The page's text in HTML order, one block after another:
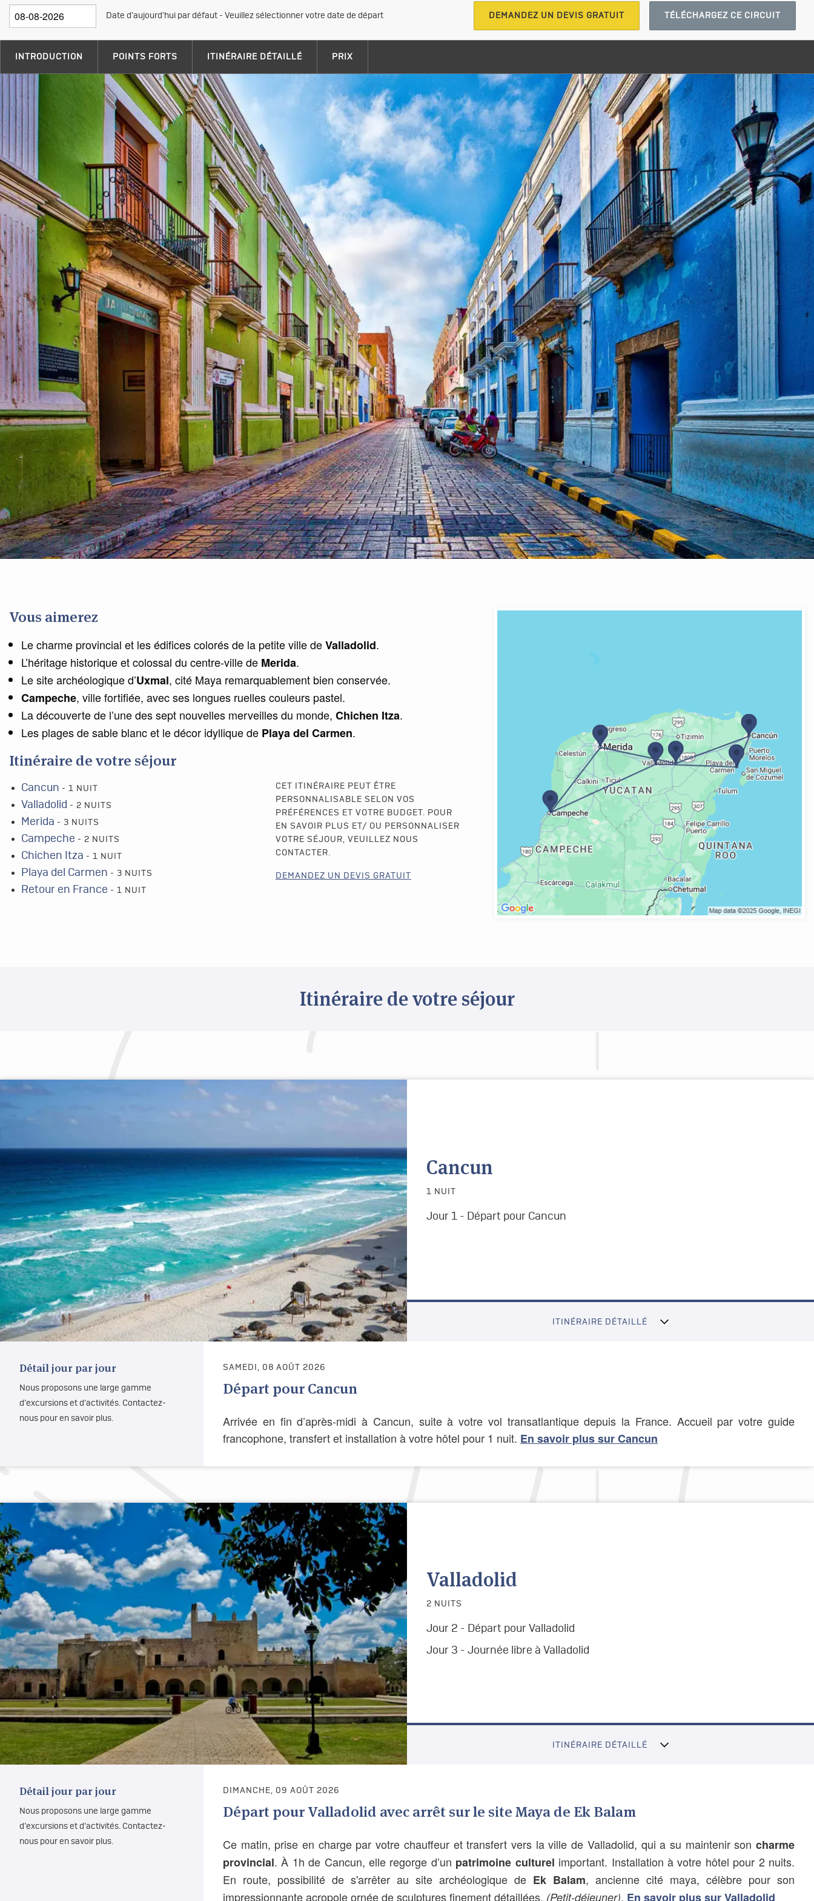
Date d'aujourd'hui par défaut - Veuillez sélectionner votre date de départ DEMANDEZ UN DEVIS GRATUIT TÉLÉCHARGEZ CE CIRCUIT
INTRODUCTION POINTS FORTS ITINÉRAIRE DÉTAILLÉ PRIX
Vous aimerez
Le charme provincial et les édifices colorés de la petite ville deValladolid.
L’héritage historique et colossal du centre-ville de Merida.
Le site archéologique d’Uxmal, cité Maya remarquablement bien conservée.
Campeche, ville fortifiée, avec ses longues ruelles couleurs pastel.
La découverte de l’une des sept nouvelles merveilles du monde, Chichen Itza.
Les plages de sable blanc et le décor idyllique de Playa del Carmen.
Itinéraire de votre séjour
Cancun - 1 NUIT
Valladolid - 2 NUITS
Merida - 3 NUITS
Campeche - 2 NUITS
Chichen Itza - 1 NUIT
Playa del Carmen - 3 NUITS
Retour en France - 1 NUIT
CET ITINÉRAIRE PEUT ÊTRE
PERSONNALISABLE SELON VOS
PRÉFÉRENCES ET VOTRE BUDGET. POUR
EN SAVOIR PLUS ET/ OU PERSONNALISER
VOTRE SÉJOUR, VEUILLEZ NOUS
CONTACTER.
DEMANDEZ UN DEVIS GRATUIT
Itinéraire de votre séjour
Cancun
1 NUIT
Jour 1 - Départ pour Cancun
ITINÉRAIRE DÉTAILLÉ
SAMEDI, 08 AOÛT 2026
Départ pour Cancun
Arrivée en fin d’après-midi à Cancun, suite à votre vol transatlantique depuis la France. Accueil par votre guide
francophone, transfert et installation à votre hôtel pour 1 nuit. En savoir plus sur Cancun
Détail jour par jour
Nous proposons une large gamme
d’excursions et d’activités. Contactez-
nous pour en savoir plus.
Valladolid
2 NUITS
Jour 2 - Départ pour Valladolid
Jour 3 - Journée libre à Valladolid
ITINÉRAIRE DÉTAILLÉ
DIMANCHE, 09 AOÛT 2026
Départ pour Valladolid avec arrêt sur le site Maya de Ek Balam
Ce matin, prise en charge par votre chauffeur et transfert vers la ville de Valladolid, qui a su maintenir son charme
provincial. À 1h de Cancun, elle regorge d’un patrimoine culturel important. Installation à votre hôtel pour 2 nuits.
En route, possibilité de s'arrêter au site archéologique de Ek Balam, ancienne cité maya, célèbre pour son
impressionnante acropole ornée de sculptures finement détaillées. (Petit-déjeuner). En savoir plus sur Valladolid
Détail jour par jour
Nous proposons une large gamme
d’excursions et d’activités. Contactez-
nous pour en savoir plus.